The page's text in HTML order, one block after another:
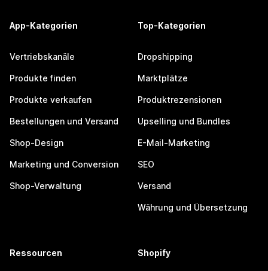
App-Kategorien
Vertriebskanäle
Produkte finden
Produkte verkaufen
Bestellungen und Versand
Shop-Design
Marketing und Conversion
Shop-Verwaltung
Top-Kategorien
Dropshipping
Marktplätze
Produktrezensionen
Upselling und Bundles
E-Mail-Marketing
SEO
Versand
Währung und Übersetzung
Ressourcen Shopify